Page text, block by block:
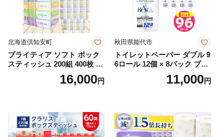
北海道倶知安町
ブライティア ソフト ボック
スティッシュ 200組 400枚 60
箱 日本製 まとめ買い ティッ
シュ リサイクル 長持 防災 常
倶知安町 日用品
16,000円
秋田県能代市
トイレットペーパー ダブル 9
6ロール 12個 × 8パック ブラ
ンカ 再生紙 100％ 芯あり 日
用品 消耗品 無香料 生活用品
11,000円